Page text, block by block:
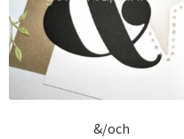
&/och